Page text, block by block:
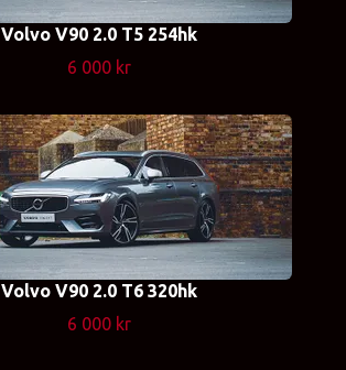
Volvo V90 2.0 T5 254hk
6 000 kr
Volvo V90 2.0 T6 320hk
6 000 kr